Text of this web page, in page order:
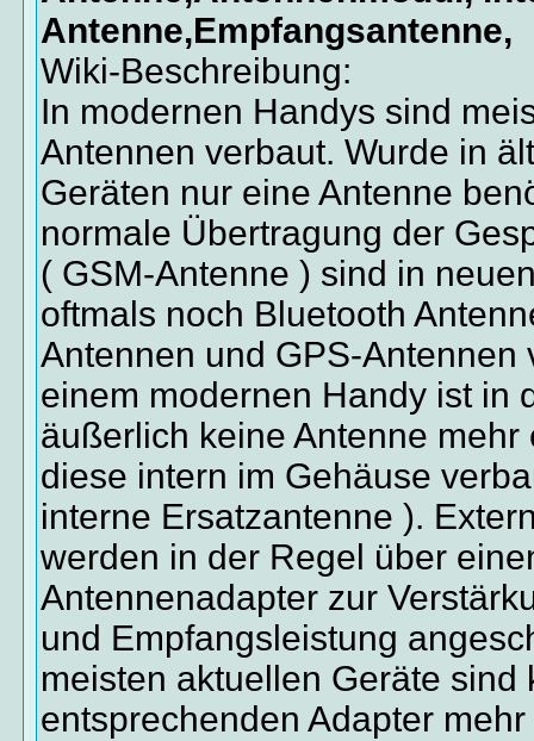
Antenne,Empfangsantenne,
Wiki-Beschreibung:
In modernen Handys sind
Antennen verbaut. Wurde in
Geräten nur eine Antenne
normale Übertragung der
( GSM-Antenne ) sind in
oftmals noch Bluetooth
Antennen und GPS-Antennen
einem modernen Handy ist in
äußerlich keine Antenne mehr
diese intern im Gehäuse
interne Ersatzantenne ).
werden in der Regel über
Antennenadapter zur
und Empfangsleistung
meisten aktuellen Geräte sind
entsprechenden Adapter